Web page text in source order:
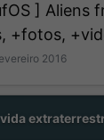
] Aliens
+fotos,
2016